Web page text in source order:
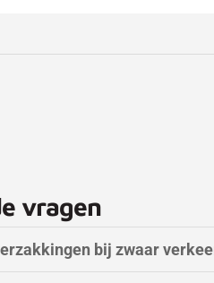
vragen
bij zwaar